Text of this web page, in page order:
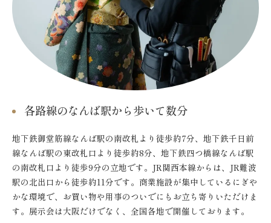
各路線のなんば駅から歩いて数分
地下鉄御堂筋線なんば駅の南改札より徒歩約7分、地下鉄千日前
線なんば駅の東改札口より徒歩約8分、地下鉄四つ橋線なんば駅
の南改札口より徒歩9分の立地です。JR関西本線からは、JR難波
駅の北出口から徒歩約11分です。商業施設が集中しているにぎや
かな環境で、お買い物や用事のついでにもお立ち寄りいただけま
す。展示会は大阪だけでなく、全国各地で開催しております。